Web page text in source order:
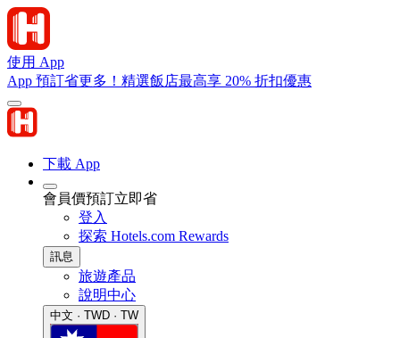
使用 App
App 預訂省更多！精選飯店最高享 20% 折扣優惠
下載 App
會員價預訂立即省
登入
探索 Hotels.com Rewards
訊息
旅遊產品
說明中心
中文 · TWD · TW